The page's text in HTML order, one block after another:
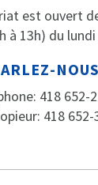
est ouvert
à 13h) du
NOUS
418 652-
418 652-